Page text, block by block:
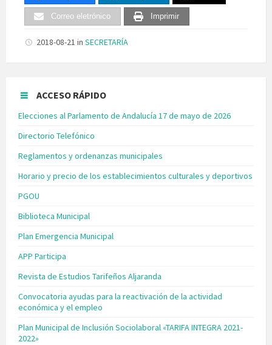
Correo eletrónico Imprimir
2018-08-21 in SECRETARÍA
ACCESO RÁPIDO
Elecciones al Parlamento de Andalucía 17 de mayo de 2026
Directorio Telefónico
Reglamentos y ordenanzas municipales
Horario y precio de los establecimientos culturales y deportivos
PGOU
Biblioteca Municipal
Plan Emergencia Municipal
APP Participa
Revista de Estudios Tarifeños Aljaranda
Convocatoria ayudas para la reactivación de la actividad
económica y el empleo
Plan Municipal de Inclusión Sociolaboral «TARIFA INTEGRA 2021-
2022»